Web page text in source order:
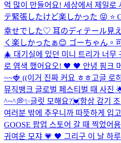
억 많이 만들어요! 세상에서 제일로
テ緊張したけど楽しかった 😝 ⭐
幸せでした♡ 耳のディテール見
く楽しかったぁ😊 ゴーちゃん。
🎄 대기실에 있던 미니 트리가 너무
로 염색 했어요오! 🖤 🖤 안녕 핑크
~~🍓 ((이거 진짜 커요 ㅎㅎ 고글 로
뮤직뱅크 글로벌 페스티벌 때 사진
^~^💭✨글릿 모해요?💓항상 감기
여러분 밖에 추우니까 따뜻하게 입
GOOSE 팝업 스토어 갈 때 찍었어
귀여운 모쟈 💗 🖤 그리구 이 날 하